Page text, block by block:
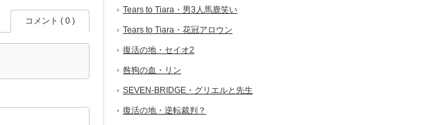
コメント ( 0 )
Tears to Tiara・男3人馬鹿笑い
Tears to Tiara・花冠アロウン
復活の地・セイオ2
咎狗の血・リン
SEVEN-BRIDGE・グリエルと先生
復活の地・逆転裁判？